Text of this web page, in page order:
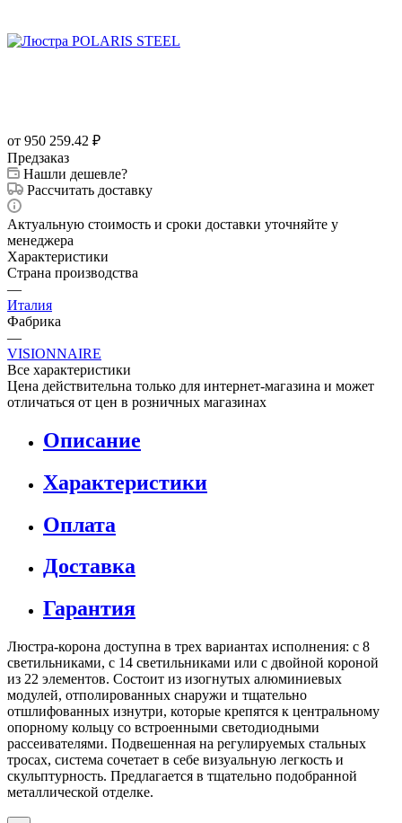
от 950 259.42 ₽
Предзаказ
Нашли дешевле?
Рассчитать доставку
Актуальную стоимость и сроки доставки уточняйте у
менеджера
Характеристики
Страна производства
—
Италия
Фабрика
—
VISIONNAIRE
Все характеристики
Цена действительна только для интернет-магазина и может
отличаться от цен в розничных магазинах
Описание
Характеристики
Оплата
Доставка
Гарантия
Люстра-корона доступна в трех вариантах исполнения: с 8
светильниками, с 14 светильниками или с двойной короной
из 22 элементов. Состоит из изогнутых алюминиевых
модулей, отполированных снаружи и тщательно
отшлифованных изнутри, которые крепятся к центральному
опорному кольцу со встроенными светодиодными
рассеивателями. Подвешенная на регулируемых стальных
тросах, система сочетает в себе визуальную легкость и
скульптурность. Предлагается в тщательно подобранной
металлической отделке.